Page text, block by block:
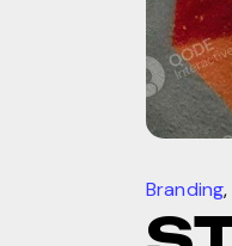
Branding